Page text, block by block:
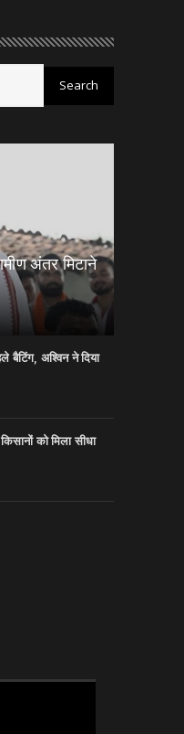
अंतर मिटाने
बैटिंग, अश्विन ने दिया
को मिला सीधा